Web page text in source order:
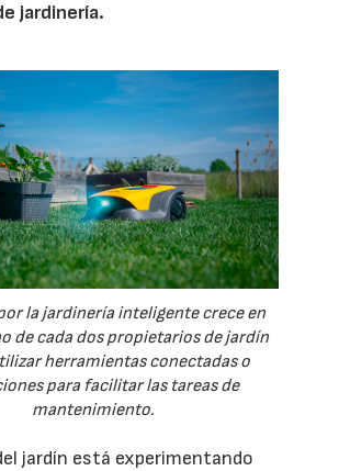
jardinería.
la jardinería inteligente crece en
de cada dos propietarios de jardín
herramientas conectadas o
para facilitar las tareas de
mantenimiento.
jardín está experimentando